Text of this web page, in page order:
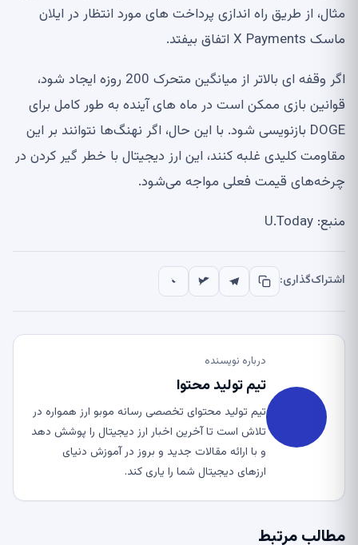
مثال، از طریق راه اندازی پرداخت های مورد انتظار در ایلان
ماسک X Payments اتفاق بیفتد.
اگر وقفه ای بالاتر از میانگین متحرک 200 روزه ایجاد شود،
قوانین بازی ممکن است در ماه های آینده به طور کامل برای
DOGE بازنویسی شود. با این حال، اگر نهنگ‌ها نتوانند بر این
مقاومت کلیدی غلبه کنند، این ارز دیجیتال با خطر گیر کردن در
چرخه‌های قیمت فعلی مواجه می‌شود.
منبع: U.Today
اشتراک‌گذاری:
درباره نویسنده
تیم تولید محتوا
تیم تولید محتوای تخصصی رسانه موبو ارز همواره در
تلاش است تا آخرین اخبار ارز دیجیتال را پوشش دهد
و با ارائه مقالات جدید و بروز در آموزش دنیای
ارزهای دیجیتال شما را یاری کند.
مطالب مرتبط